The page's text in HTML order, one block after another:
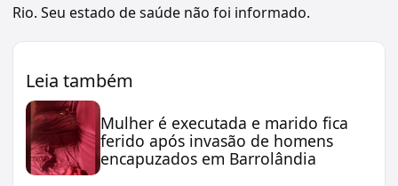
Rio. Seu estado de saúde não foi informado.
Leia também
Mulher é executada e marido fica
ferido após invasão de homens
encapuzados em Barrolândia